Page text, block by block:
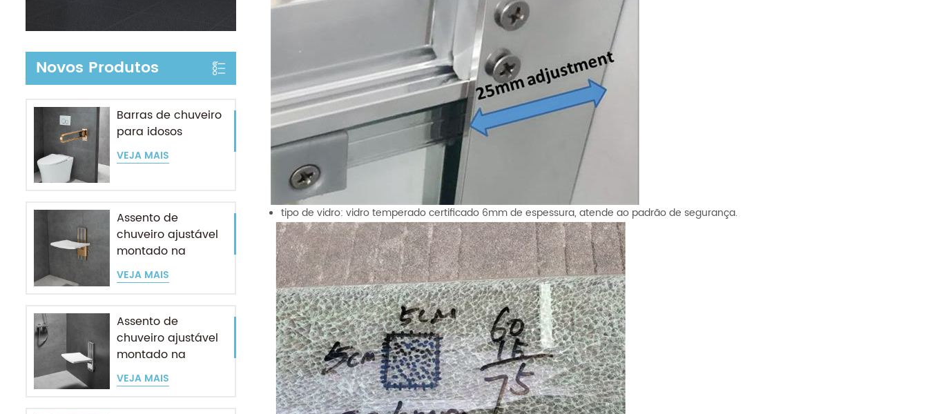
Novos Produtos
Barras de chuveiro
para idosos
VEJA MAIS
Assento de
chuveiro ajustável
montado na
parede para
idosos
VEJA MAIS
Assento de
chuveiro ajustável
montado na
parede para
idosos
VEJA MAIS
tipo de vidro: vidro temperado certificado 6mm de espessura, atende ao padrão de segurança.